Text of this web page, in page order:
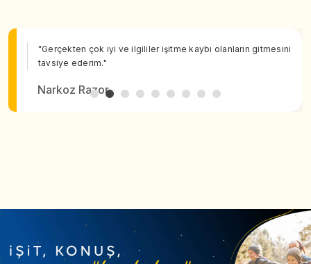
"Gerçekten çok iyi ve ilgililer işitme kaybı olanların gitmesini
tavsiye ederim."
Narkoz Razor